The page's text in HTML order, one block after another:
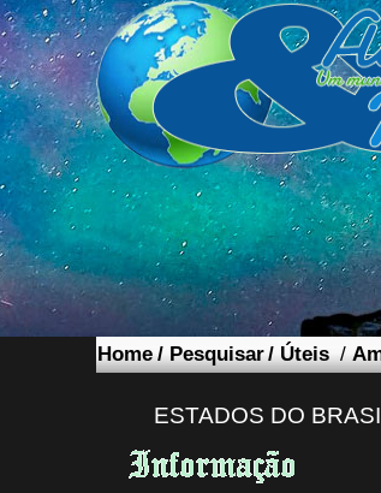
Home/Pesquisar/Úteis/
ESTADOS DO